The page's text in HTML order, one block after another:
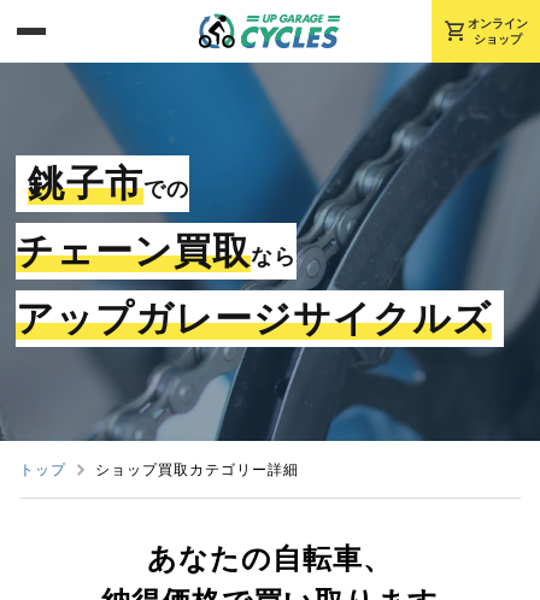
shopping_cart オンライン
ショップ
銚子市での
チェーン買取なら
アップガレージサイクルズ
トップ ショップ買取カテゴリー詳細
あなたの自転車、